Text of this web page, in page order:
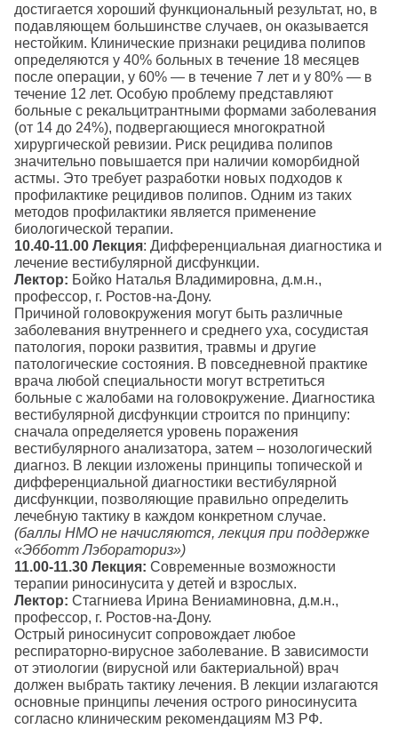
достигается хороший функциональный результат, но, в
подавляющем большинстве случаев, он оказывается
нестойким. Клинические признаки рецидива полипов
определяются у 40% больных в течение 18 месяцев
после операции, у 60% — в течение 7 лет и у 80% — в
течение 12 лет. Особую проблему представляют
больные с рекальцитрантными формами заболевания
(от 14 до 24%), подвергающиеся многократной
хирургической ревизии. Риск рецидива полипов
значительно повышается при наличии коморбидной
астмы. Это требует разработки новых подходов к
профилактике рецидивов полипов. Одним из таких
методов профилактики является применение
биологической терапии.
10.40-11.00 Лекция: Дифференциальная диагностика и
лечение вестибулярной дисфункции.
Лектор: Бойко Наталья Владимировна, д.м.н.,
профессор, г. Ростов-на-Дону.
Причиной головокружения могут быть различные
заболевания внутреннего и среднего уха, сосудистая
патология, пороки развития, травмы и другие
патологические состояния. В повседневной практике
врача любой специальности могут встретиться
больные с жалобами на головокружение. Диагностика
вестибулярной дисфункции строится по принципу:
сначала определяется уровень поражения
вестибулярного анализатора, затем – нозологический
диагноз. В лекции изложены принципы топической и
дифференциальной диагностики вестибулярной
дисфункции, позволяющие правильно определить
лечебную тактику в каждом конкретном случае.
(баллы НМО не начисляются, лекция при поддержке
«Эбботт Лэбораториз»)
11.00-11.30 Лекция: Современные возможности
терапии риносинусита у детей и взрослых.
Лектор: Стагниева Ирина Вениаминовна, д.м.н.,
профессор, г. Ростов-на-Дону.
Острый риносинусит сопровождает любое
респираторно-вирусное заболевание. В зависимости
от этиологии (вирусной или бактериальной) врач
должен выбрать тактику лечения. В лекции излагаются
основные принципы лечения острого риносинусита
согласно клиническим рекомендациям МЗ РФ.